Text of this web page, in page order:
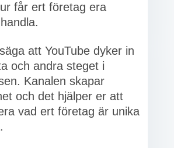
får ert företag era
att YouTube dyker in
och andra steget i
Kanalen skapar
och det hjälper er att
vad ert företag är unika